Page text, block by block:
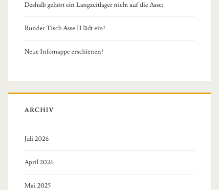
Deshalb gehört ein Langzeitlager nicht auf die Asse:
Runder Tisch Asse II lädt ein!
Neue Infomappe erschienen!
ARCHIV
Juli 2026
April 2026
Mai 2025